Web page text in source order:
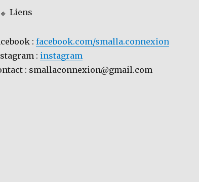
Liens
:facebook.com/smalla.connexion
: instagram
: smallaconnexion@gmail.com